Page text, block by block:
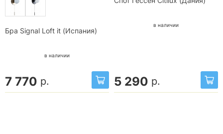
Бра Signal Loft it (Испания)
в наличии
7 770 р.
в наличии
5 290 р.